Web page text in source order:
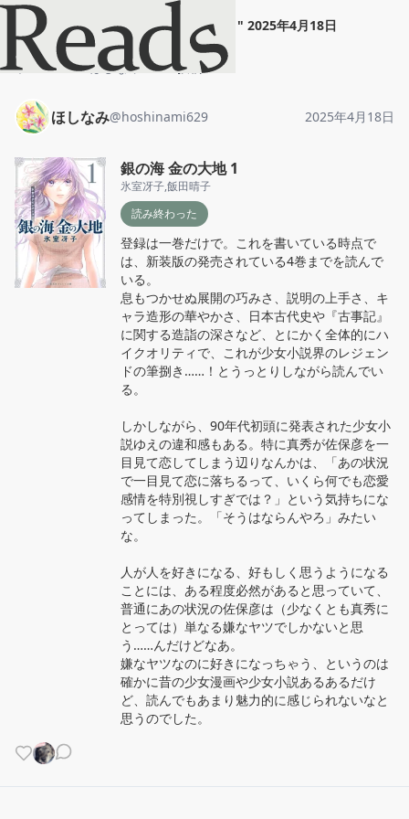
ほしなみ" 銀の海 金の大地 1 " 2025年4月18日
ホーム ほしなみ 投稿
ほしなみ@hoshinami629 2025年4月18日
銀の海 金の大地 1
氷室冴子,飯田晴子
読み終わった
登録は一巻だけで。これを書いている時点で
は、新装版の発売されている4巻までを読んで
いる。
息もつかせぬ展開の巧みさ、説明の上手さ、キ
ャラ造形の華やかさ、日本古代史や『古事記』
に関する造詣の深さなど、とにかく全体的にハ
イクオリティで、これが少女小説界のレジェン
ドの筆捌き……！とうっとりしながら読んでい
る。
しかしながら、90年代初頭に発表された少女小
説ゆえの違和感もある。特に真秀が佐保彦を一
目見て恋してしまう辺りなんかは、「あの状況
で一目見て恋に落ちるって、いくら何でも恋愛
感情を特別視しすぎでは？」という気持ちにな
ってしまった。「そうはならんやろ」みたい
な。
人が人を好きになる、好もしく思うようになる
ことには、ある程度必然があると思っていて、
普通にあの状況の佐保彦は（少なくとも真秀に
とっては）単なる嫌なヤツでしかないと思
う……んだけどなあ。
嫌なヤツなのに好きになっちゃう、というのは
確かに昔の少女漫画や少女小説あるあるだけ
ど、読んでもあまり魅力的に感じられないなと
思うのでした。